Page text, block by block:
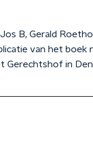
B, Gerald
van het boek
Gerechtshof in